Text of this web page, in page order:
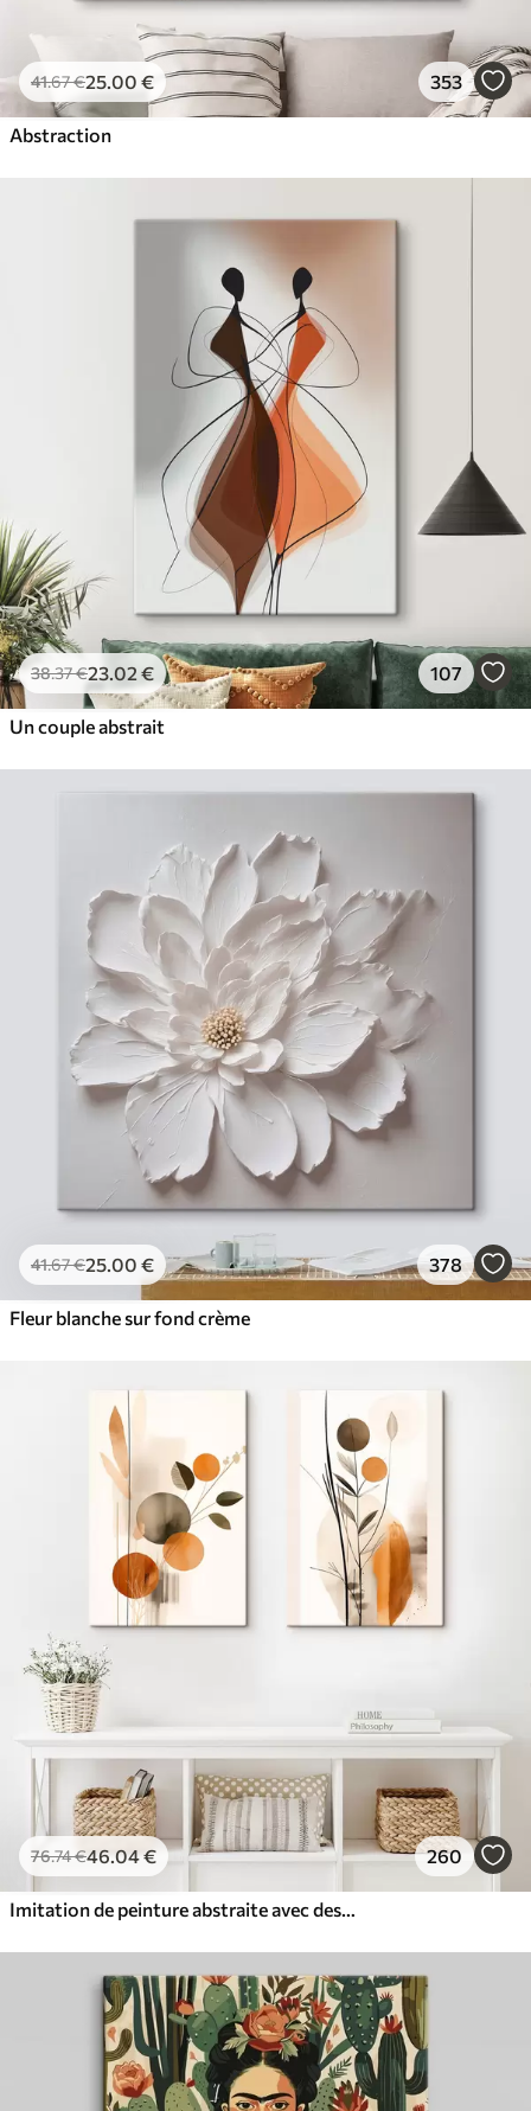
41.67€25.00 € 353
Abstraction
38.37€23.02 € 107
Un couple abstrait
41.67€25.00 € 378
Fleur blanche sur fond crème
76.74€46.04€ 260
Imitation de peinture abstraite avec des cercles orange et gris, des feuilles et des branches, style moderne, effet aquarelle